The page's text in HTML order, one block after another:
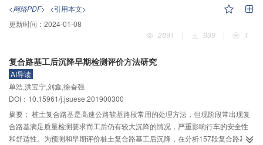
、K 、K
的分布规律，实现双内裂纹扩展路径及平行裂纹相互作用模拟，并与试验进行
对比。结果表明：1）基于3D-ILC的平行双内裂纹扩展破坏试验规律显著，证明
了该技术在多内裂纹相互作用试验研究中的适用性；2）试样裂纹形态主要有上
裂纹，裂纹侧面为Ⅰ–Ⅱ–Ⅲ型复合裂纹，呈现矛状断口；3）含60°双内裂纹试
样破坏荷载为完整试样的17.73%，内裂纹扩展速度与加载力为非线性关系；
4）双内裂纹尖端之间存在屏蔽作用，使扩展呈现明显反对称的裂纹形态；5）
基于M积分的K分布及基于应变能密度因子理论裂纹扩展路径与试验规律一致。
结果为3维内裂纹Ⅰ–Ⅱ–Ⅲ型复合断裂及多裂纹相互作用研究提供了物理试验及
数值模拟参考。
<网络PDF> <引用本文>
更新时间： 2024-01-08
2091
| 939 | 1
复合路基工后沉降早期检测评价方法研究
AI导读
单浩,洪宝宁,刘鑫,徐奋强
DOI：10.15961/j.jsuese.201900300
摘要： 桩土复合路基是高速公路软基路段常用的处理方法，但现阶段常出现复
合路基满足质量检测要求而工后仍有较大沉降的情况，严重影响行车的安全性
和舒适性。为预测和早期评价桩土复合路基工后沉降，在分析157段复合路基路